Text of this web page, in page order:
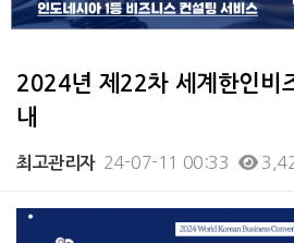
2024년 제22차 세계한인비
내
최고관리자 24-07-11 00:33
본문